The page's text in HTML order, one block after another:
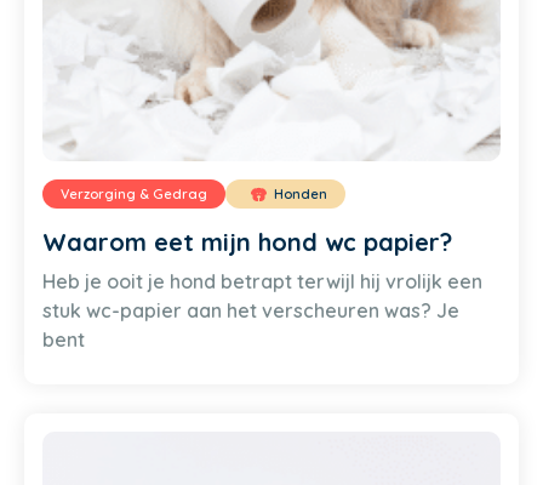
Verzorging & Gedrag Honden
Waarom eet mijn hond wc papier?
Heb je ooit je hond betrapt terwijl hij vrolijk een
stuk wc-papier aan het verscheuren was? Je
bent